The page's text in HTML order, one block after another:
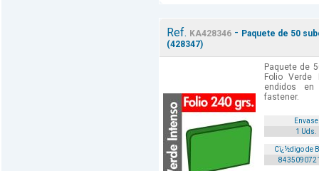
Ref. KA428346- Paquete de 50
(428347)
Paquete de
Folio Verde
endidos
fastener.
Envase
1 Uds.
Cï¿½digo de